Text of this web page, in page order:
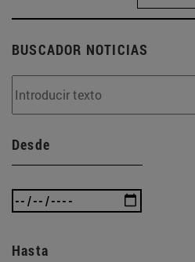
BUSCADOR NOTICIAS
Desde
Hasta